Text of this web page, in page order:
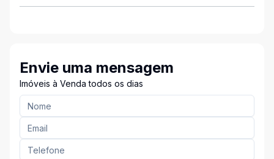
Envie uma mensagem
Imóveis à Venda todos os dias